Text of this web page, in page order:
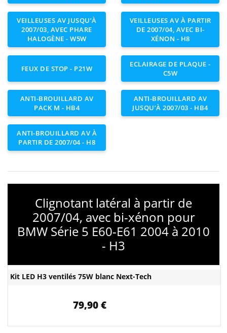
VEILLEUSES AV JUSQU’À
2007/03, AVEC PHARE
HALOGÈNE - W5W
VEILLEUSES AV À PARTIR
DE 2007/04, AVEC BI-
XÉNON - H8
FEUX DE STOP - P21W
ECLAIRAGE DE PLAQUE -
C5W
ANTI-BROUILLARD AV
PACK M - HB4
ANTI-BROUILLARD AV
JUSQU’À 2007/03 - HB4
ANTI-BROUILLARD AV À
PARTIR DE 2007/04 - H8
Clignotant latéral à partir de
2007/04, avec bi-xénon pour
BMW Série 5 E60-E61 2004 à 2010
- H3
Kit LED H3 ventilés 75W blanc Next-Tech
79,90 €